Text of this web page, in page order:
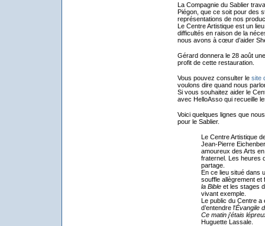
La Compagnie du Sablier
Piégon, que ce soit pour des
représentations de nos
Le Centre Artistique est un
difficultés en raison de la
nous avons à cœur d’aider
Gérard donnera le 28 août
profit de cette restauration.
Vous pouvez consulter le site
voulons dire quand nous
Si vous souhaitez aider le
avec HelloAsso qui recueille
Voici quelques lignes que
pour le Sablier.
Le Centre Artistique
Jean-Pierre
amoureux des Arts
fraternel. Les heures
partage.
En ce lieu situé dans
souffle allègrement
la Bibleet les stages
vivant exemple.
Le public du Centre a
d’entendre l'Évangile
Ce matin j'étais
Huguette Lassale.